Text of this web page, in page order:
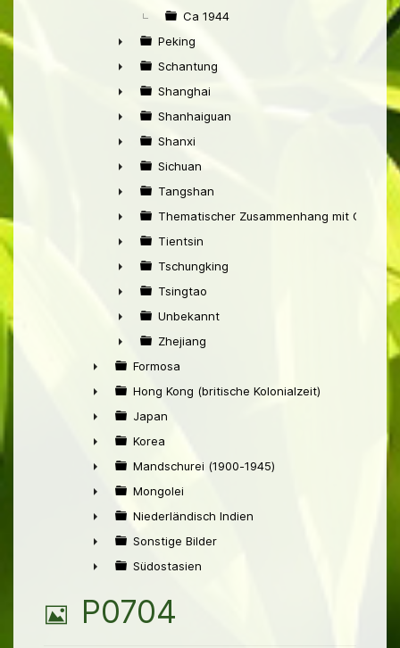
Ca 1944
►
Peking
►
Schantung
►
Shanghai
►
Shanhaiguan
►
Shanxi
►
Sichuan
►
Tangshan
►
Thematischer Zusammenhang mit China
►
Tientsin
►
Tschungking
►
Tsingtao
►
Unbekannt
►
Zhejiang
►
Formosa
►
Hong Kong (britische Kolonialzeit)
►
Japan
►
Korea
►
Mandschurei (1900-1945)
►
Mongolei
►
Niederländisch Indien
►
Sonstige Bilder
Südostasien
B
P0704